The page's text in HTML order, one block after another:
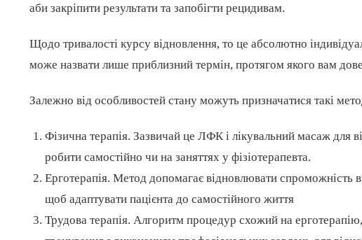
аби закріпити результати та запобігти рецидивам.
Щодо тривалості курсу відновлення, то це абсолютно
може назвати лише приблизний термін, протягом якого вам
Залежно від особливостей стану можуть призначатися такі
Фізична терапія. Зазвичай це ЛФК і лікувальний масаж для
робити самостійно чи на заняттях у фізіотерапевта.
Ерготерапія. Метод допомагає відновлювати спроможність
щоб адаптувати пацієнта до самостійного життя
Трудова терапія. Алгоритм процедур схожий на